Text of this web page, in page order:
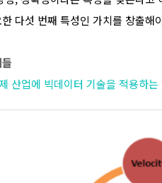
다섯 번째 특성인 가치를 창출해
산업에 빅데이터 기술을 적용하는